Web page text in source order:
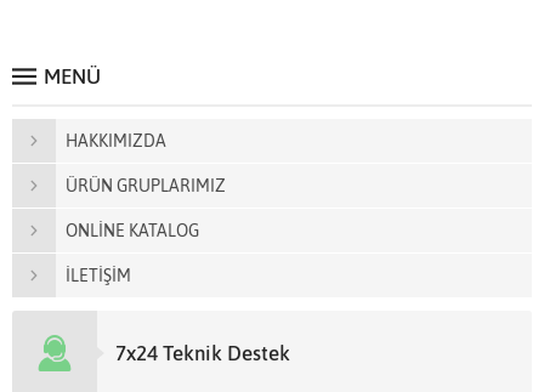
MENÜ
HAKKIMIZDA
ÜRÜN GRUPLARIMIZ
ONLİNE KATALOG
İLETİŞİM
7x24 Teknik Destek